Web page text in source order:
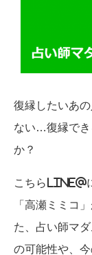
復縁したいあ
ない…復縁でき
か？
こちらLINE@
「高瀬ミミコ
た、占い師マ
の可能性や、